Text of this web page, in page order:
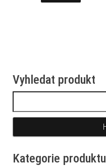
Vyhledat produkt
Kategorie produktu